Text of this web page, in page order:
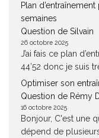
Plan
semaines
Question de Silvain
26 octobre 2025
J’ai fais ce plan
44’52 donc je suis
Optimiser son
Question de Rémy
16 octobre 2025
Bonjour, C'est une
dépend de